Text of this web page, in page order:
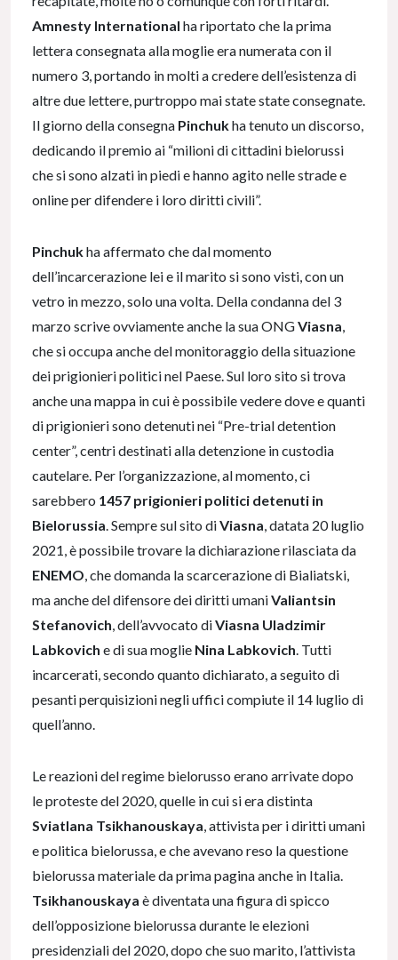
Amnesty International ha riportato che la prima
lettera consegnata alla moglie era numerata con il
numero 3, portando in molti a credere dell’esistenza di
altre due lettere, purtroppo mai state state consegnate.
Il giorno della consegna Pinchukha tenuto un discorso,
dedicando il premio ai “milioni di cittadini bielorussi
che si sono alzati in piedi e hanno agito nelle strade e
online per difendere i loro diritti civili”.
Pinchukha affermato che dal momento
dell’incarcerazione lei e il marito si sono visti, con un
vetro in mezzo, solo una volta. Della condanna del 3
marzo scrive ovviamente anche la sua ONGViasna,
che si occupa anche del monitoraggio della situazione
dei prigionieri politici nel Paese. Sul loro sito si trova
anche una mappa in cui è possibile vedere dove e quanti
di prigionieri sono detenuti nei “Pre-trial detention
center”, centri destinati alla detenzione in custodia
cautelare. Per l’organizzazione, al momento, ci
sarebbero 1457 prigionieri politici detenuti in
Bielorussia. Sempre sul sito diViasna, datata 20 luglio
2021, è possibile trovare la dichiarazione rilasciata da
ENEMO, che domanda la scarcerazione di Bialiatski,
ma anche del difensore dei diritti umaniValiantsin
Stefanovich, dell’avvocato diViasna Uladzimir
Labkovich e di sua moglie Nina Labkovich. Tutti
incarcerati, secondo quanto dichiarato, a seguito di
pesanti perquisizioni negli uffici compiute il 14 luglio di
quell’anno.
Le reazioni del regime bielorusso erano arrivate dopo
le proteste del 2020, quelle in cui si era distinta
Sviatlana Tsikhanouskaya, attivista per i diritti umani
e politica bielorussa, e che avevano reso la questione
bielorussa materiale da prima pagina anche in Italia.
Tsikhanouskaya è diventata una figura di spicco
dell’opposizione bielorussa durante le elezioni
presidenziali del 2020, dopo che suo marito, l’attivista